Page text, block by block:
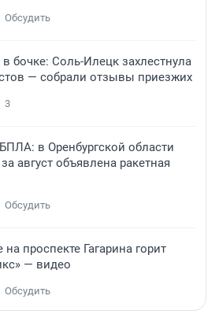
Обсудить
бочке: Соль-Илецк захлестнула
— собрали отзывы приезжих
3
в Оренбургской области
август объявлена ракетная
Обсудить
на проспекте Гагарина горит
— видео
Обсудить